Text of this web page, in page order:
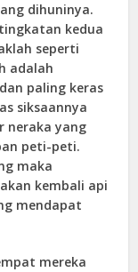
dihuninya.
kedua
seperti
adalah
paling keras
siksaannya
neraka yang
peti-peti.
maka
kembali api
mendapat
mereka